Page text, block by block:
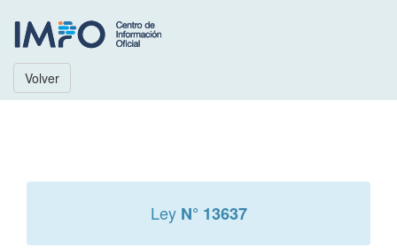
Volver
Ley N° 13637